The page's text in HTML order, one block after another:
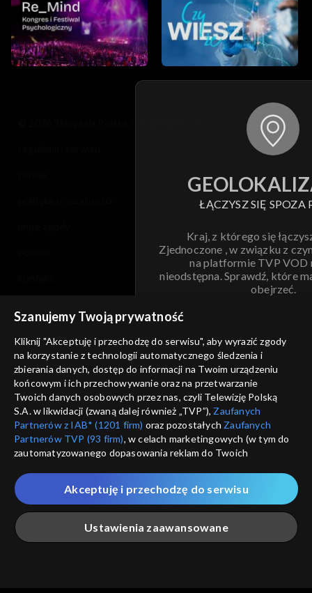
ŁĄCZYSZ SIĘ SPOZA
Kraj, z którego się
Zjednoczone , w związku z
na platformie TVP VOD
nieodstępna. Sprawdź, które
obejrzeć.
ANULUJ
informacje o dostawcy usług
Szanujemy Twoją prywatność
Kliknij "Akceptuję i przechodzę do serwisu", aby wyrazić zgody
na korzystanie z technologii automatycznego śledzenia i
zbierania danych, dostęp do informacji na Twoim urządzeniu
końcowym i ich przechowywanie oraz na przetwarzanie
Twoich danych osobowych przez nas, czyli Telewizję Polską
S.A. w likwidacji (zwaną dalej również „TVP”), Zaufanych
Partnerów z IAB* (1201 firm) oraz pozostałych Zaufanych
Partnerów TVP (93 firm), w celach marketingowych (w tym do
zautomatyzowanego dopasowania reklam do Twoich
które wskazujemy poniżej, a także zgody na udostępnianie
przez nas identyfikatora PPID do Google.
Twoje dane osobowe zbierane podczas odwiedzania przez
Ciebie naszych
poszczególnych serwisówzwanych dalej
„Portalem”, w tym informacje zapisywane za pomocą
Ustawienia zaawansowane
Akceptuję i przechodzę do serwisu